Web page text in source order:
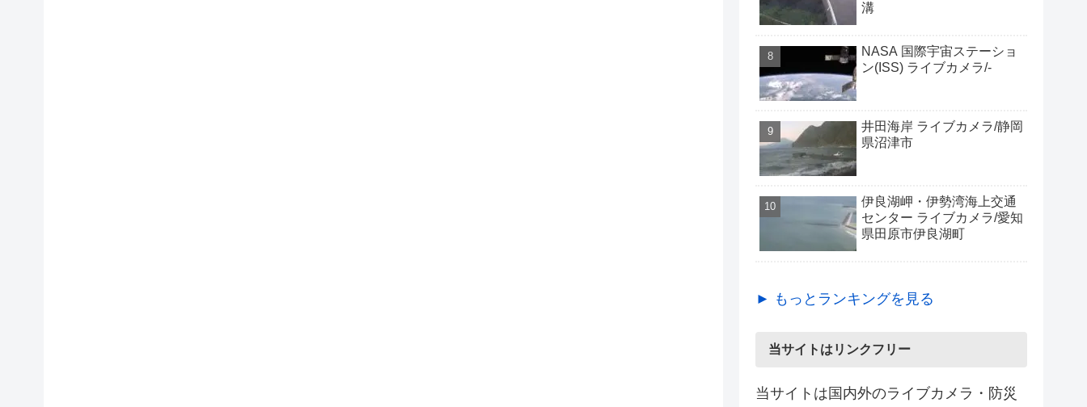
溝
NASA 国際宇宙ステーショ
ン(ISS) ライブカメラ/-
井田海岸 ライブカメラ/静岡
県沼津市
伊良湖岬・伊勢湾海上交通
センター ライブカメラ/愛知
県田原市伊良湖町
► もっとランキングを見る
当サイトはリンクフリー
当サイトは国内外のライブカメラ・防災